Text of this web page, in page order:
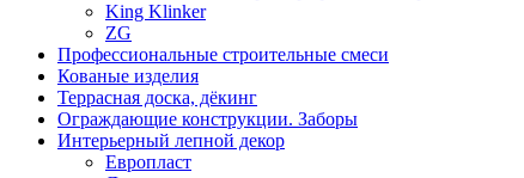
King Klinker
ZG
Профессиональные строительные смеси
Кованые изделия
Террасная доска, дёкинг
Ограждающие конструкции. Заборы
Интерьерный лепной декор
Европласт